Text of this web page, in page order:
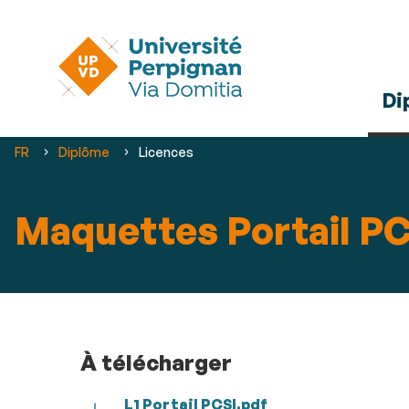
Vous
FR Diplôme Licences
Maquettes Portail
À télécharger
L1 Portail PCSI.pdf